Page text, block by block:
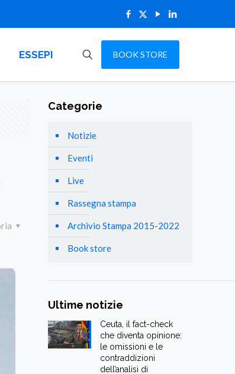
ESSEPI BOOK STORE
Categorie
Notizie
Eventi
Live
Rassegna stampa
Archivio Stampa 2015-2022
Book store
Ultime notizie
Ceuta, il fact-check
che diventa opinione:
le omissioni e le
contraddizioni
dell’analisi di